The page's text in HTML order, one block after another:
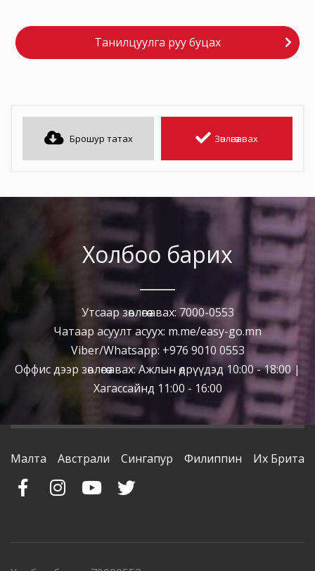
Танилцуулга руу буцах
Брошур татах Зөвлөгөө авах
Холбоо барих
Утсаар зөвлөгөө авах: 7000-0553
Чатаар асуулт асуух: m.me/easy-go.mn
Viber/Whatsapp: +976 9010 0553
Оффис дээр зөвлөгөө авах: Ажлын өдрүүдэд 10:00 - 18:00 |
Хагассайнд 11:00 - 16:00
Малта Австрали Сингапур Филиппин Их